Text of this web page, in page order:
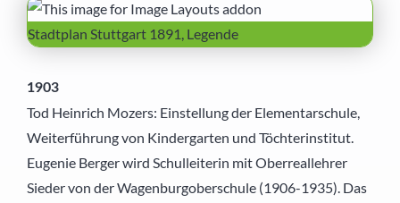
Stadtplan Stuttgart 1891, Legende
1903
Tod Heinrich Mozers: Einstellung der Elementarschule,
Weiterführung von Kindergarten und Töchterinstitut.
Eugenie Berger wird Schulleiterin mit Oberreallehrer
Sieder von der Wagenburgoberschule (1906-1935). Das
Freunde